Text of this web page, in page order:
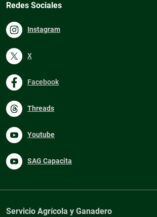
Redes Sociales
Instagram
X
Facebook
Threads
Youtube
SAG Capacita
Servicio Agrícola y Ganadero